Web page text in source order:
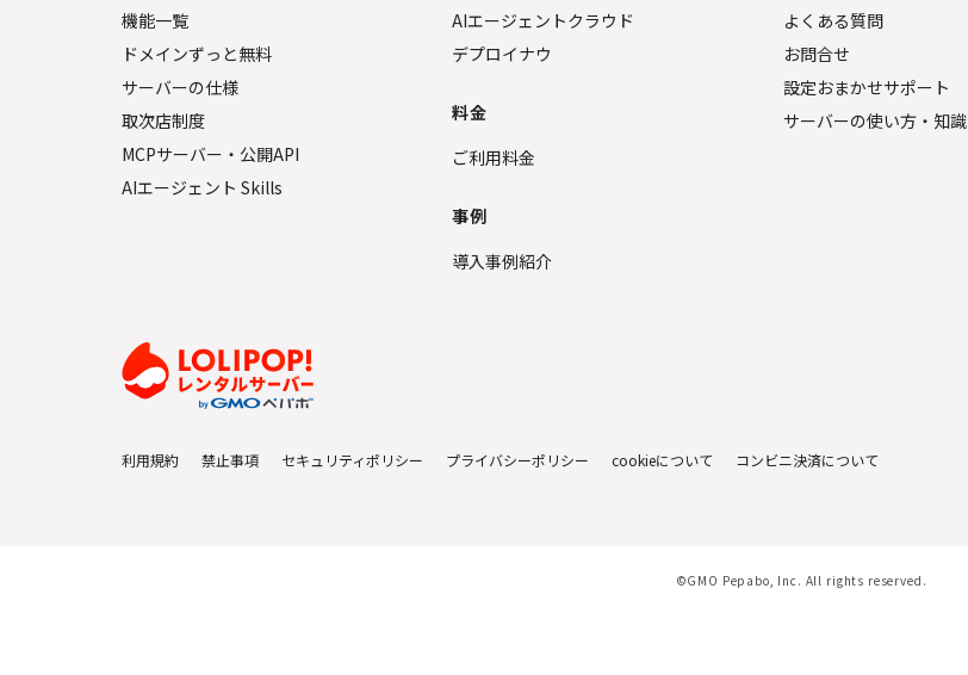
機能一覧
ドメインずっと無料
サーバーの仕様
取次店制度
MCPサーバー・公開API
AIエージェント Skills
AIエージェントクラウド
デプロイナウ
料金
ご利用料金
事例
導入事例紹介
よくある質問
お問合せ
設定おまかせサポート
サーバーの使い方・知識
利用規約 禁止事項 セキュリティポリシー プライバシーポリシー cookieについて コンビニ決済について
©GMO Pepabo, Inc. All rights reserved.